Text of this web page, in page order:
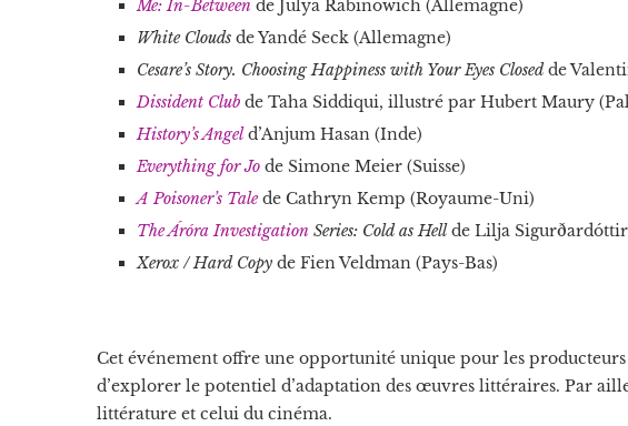
Me: In-Between de Julya Rabinowich (Allemagne)
White Clouds de Yandé Seck (Allemagne)
Cesare’s Story. Choosing Happiness with Your Eyes Closedde
Dissident Club de Taha Siddiqui, illustré par Hubert Maury
History’s Angeld’Anjum Hasan (Inde)
Everything for Jo de Simone Meier (Suisse)
A Poisoner’s Talede Cathryn Kemp (Royaume-Uni)
The Áróra Investigation Series: Cold as Hellde Lilja Sigurðardóttir
Xerox / Hard Copy de Fien Veldman (Pays-Bas)
Cet événement offre une opportunité unique pour les
d’explorer le potentiel d’adaptation des œuvres littéraires. Par
littérature et celui du cinéma.